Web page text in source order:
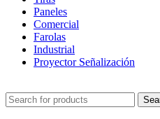
Paneles
Comercial
Farolas
Industrial
Proyector Señalización